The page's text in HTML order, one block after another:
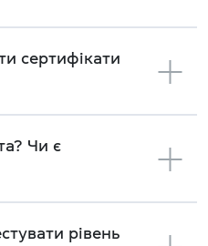
сертифікати
Чи є
рівень